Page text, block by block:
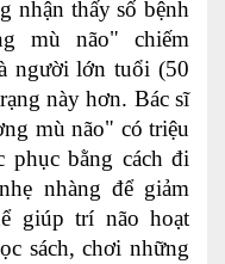
nhận thấy số bệnh
mù não" chiếm
người lớn tuổi (50
này hơn. Bác sĩ
mù não" có triệu
phục bằng cách đi
nhàng để giảm
giúp trí não hoạt
sách, chơi những